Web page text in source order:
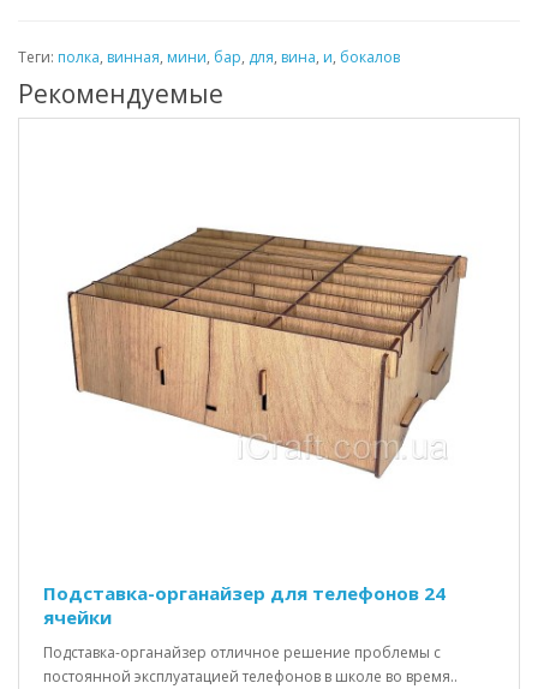
Теги: полка, винная, мини, бар, для, вина, и, бокалов
Рекомендуемые
Подставка-органайзер для телефонов 24
ячейки
Подставка-органайзер отличное решение проблемы с
постоянной эксплуатацией телефонов в школе во время..